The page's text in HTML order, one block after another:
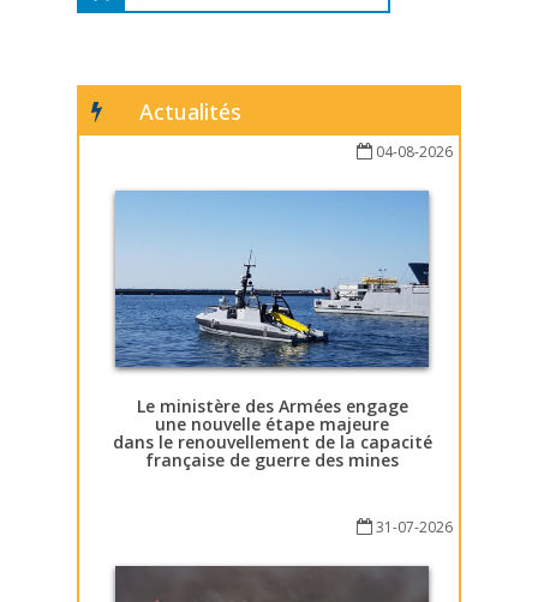
Actualités
04-08-2026
Le ministère des Armées engage
une nouvelle étape majeure
dans le renouvellement de la capacité
française de guerre des mines
31-07-2026